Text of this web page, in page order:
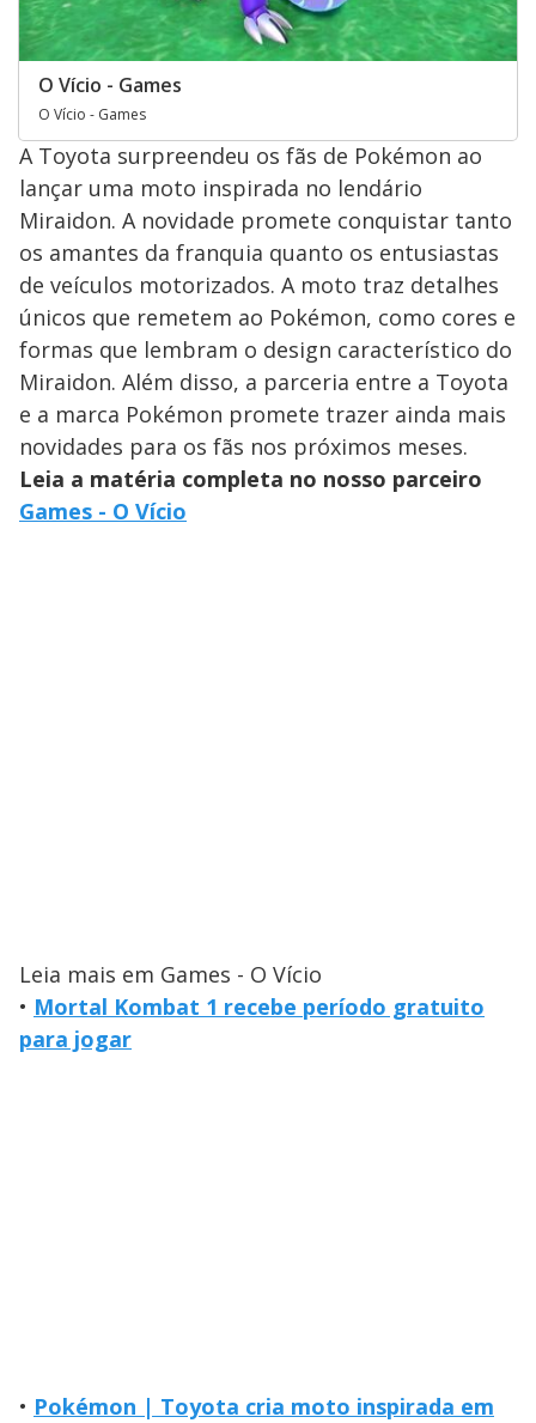
O Vício - Games
O Vício - Games
A Toyota surpreendeu os fãs de Pokémon ao
lançar uma moto inspirada no lendário
Miraidon. A novidade promete conquistar tanto
os amantes da franquia quanto os entusiastas
de veículos motorizados. A moto traz detalhes
únicos que remetem ao Pokémon, como cores e
formas que lembram o design característico do
Miraidon. Além disso, a parceria entre a Toyota
e a marca Pokémon promete trazer ainda mais
novidades para os fãs nos próximos meses.
Leia a matéria completa no nosso parceiro
Games - O Vício
Leia mais em Games - O Vício
• Mortal Kombat 1 recebe período gratuito
para jogar
• Pokémon | Toyota cria moto inspirada em